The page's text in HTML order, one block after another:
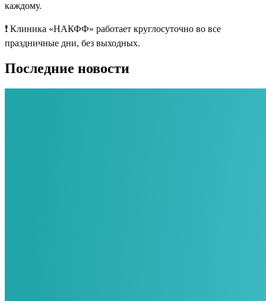
каждому.
❗ Клиника «НАКФФ» работает круглосуточно во все
праздничные дни, без выходных.
Последние новости